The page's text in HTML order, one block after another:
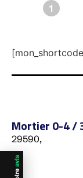
1
Mortier 0-4 /
29590,